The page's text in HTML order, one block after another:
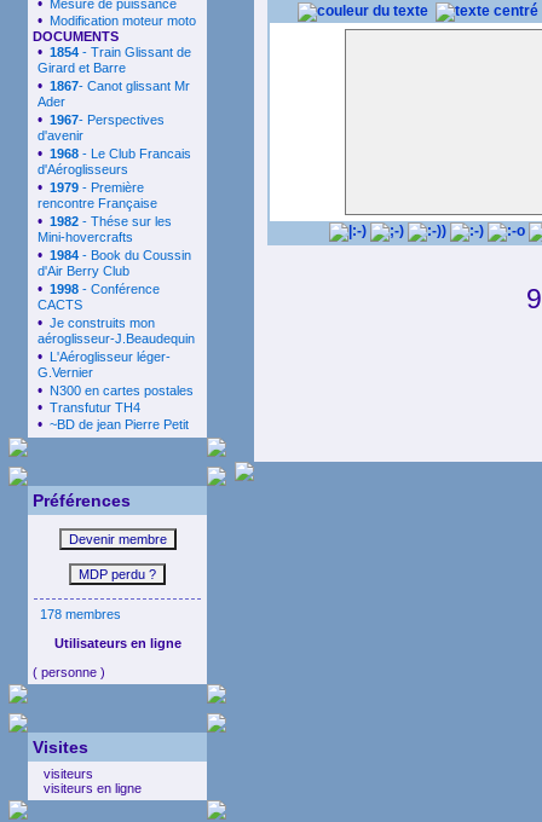
• Mesure de puissance
• Modification moteur moto
DOCUMENTS
• 1854 - Train Glissant de
Girard et Barre
• 1867- Canot glissant Mr
Ader
• 1967- Perspectives
d'avenir
• 1968 - Le Club Francais
d'Aéroglisseurs
• 1979 - Première
rencontre Française
• 1982 - Thése sur les
Mini-hovercrafts
• 1984 - Book du Coussin
d'Air Berry Club
• 1998 - Conférence
CACTS
• Je construits mon
aéroglisseur-J.Beaudequin
• L'Aéroglisseur léger-
G.Vernier
• N300 en cartes postales
• Transfutur TH4
• ~BD de jean Pierre Petit
Préférences
178 membres
Utilisateurs en ligne
( personne )
Visites
visiteurs
visiteurs en ligne
Je vous laisse
c'est du sérieux